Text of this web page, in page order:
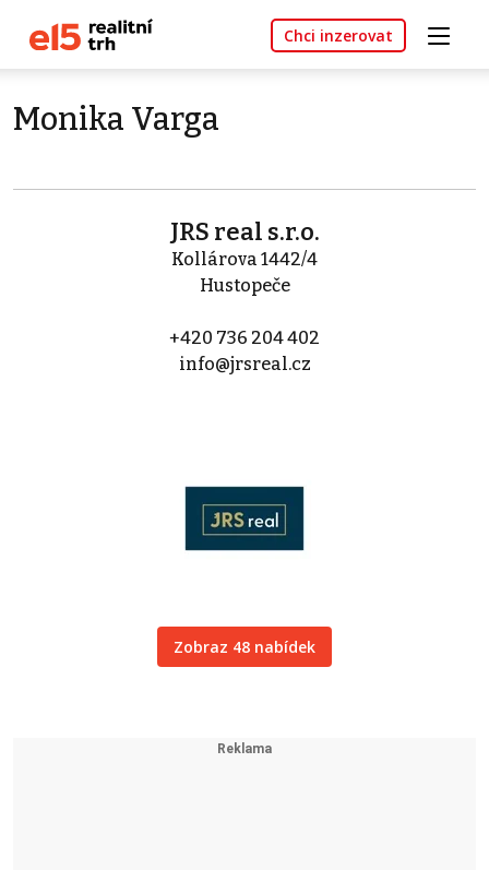
Chci inzerovat
Monika Varga
JRS real s.r.o.
Kollárova 1442/4
Hustopeče
+420 736 204 402
info@jrsreal.cz
Zobraz 48 nabídek